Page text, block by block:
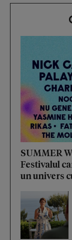
SUMMER
Festivalul
un univers